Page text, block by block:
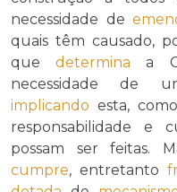
necessidade de
quais têm causado,
quedetermina a
necessidade de
implicando esta,
responsabilidade e
possam ser feitas.
cumpre, entretanto